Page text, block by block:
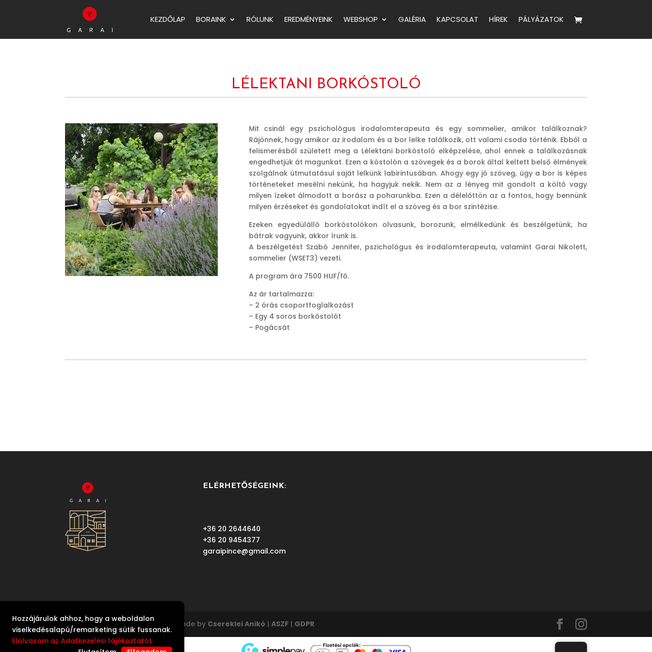
KEZDŐLAP BORAINK RÓLUNK EREDMÉNYEINK WEBSHOP GALÉRIA KAPCSOLAT HÍREK PÁLYÁZATOK
LÉLEKTANI BORKÓSTOLÓ
Mit csinál egy pszichológus irodalomterapeuta és egy sommelier, amikor találkoznak?
Rájönnek, hogy amikor az irodalom és a bor lelke találkozik, ott valami csoda történik. Ebből a
felismerésből született meg a Lélektani borkóstoló elképzelése, ahol ennek a találkozásnak
engedhetjük át magunkat. Ezen a kóstolón a szövegek és a borok által keltett belső élmények
szolgálnak útmutatásul saját lelkünk labirintusában. Ahogy egy jó szöveg, úgy a bor is képes
történeteket mesélni nekünk, ha hagyjuk nekik. Nem az a lényeg mit gondolt a költő vagy
milyen ízeket álmodott a borász a poharunkba. Ezen a délelőttön az a fontos, hogy bennünk
milyen érzéseket és gondolatokat indít el a szöveg és a bor szintézise.
Ezeken egyedülálló borkóstolókon olvasunk, borozunk, elmélkedünk és beszélgetünk, ha
bátrak vagyunk, akkor írunk is.
A beszélgetést Szabó Jennifer, pszichológus és irodalomterapeuta, valamint Garai Nikolett,
sommelier (WSET3) vezeti.
A program ára 7500 HUF/fő.
Az ár tartalmazza:
– 2 órás csoportfoglalkozást
– Egy 4 soros borkóstolót
– Pogácsát
ELÉRHETŐSÉGEINK:
+36 20 2644640
+36 20 9454377
garaipince@gmail.com
Copyright Garai Pincészet Kft | Made by Csereklei Anikó |ASZF | GDPR
Hozzájárulok ahhoz, hogy a weboldalon
viselkedésalapú/remarketing sütik fussanak.
Elolvasom az Adatkezelési tájékoztatót